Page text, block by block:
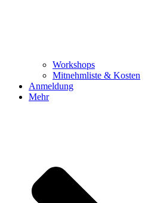
Workshops
Mitnehmliste & Kosten
Anmeldung
Mehr